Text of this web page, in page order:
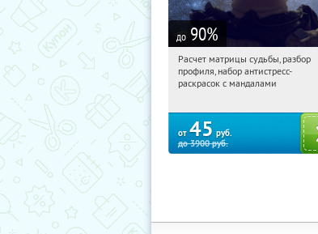
до 90%
14:01:30 Купили:
Россия
Расчет матрицы судьбы, разбор
профиля, набор антистресс-
раскрасок с мандалами
от 45 руб.
до3900руб.